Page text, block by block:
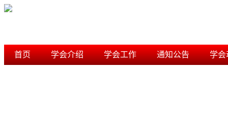
首页 学会介绍 学会工作 通知公告 学会